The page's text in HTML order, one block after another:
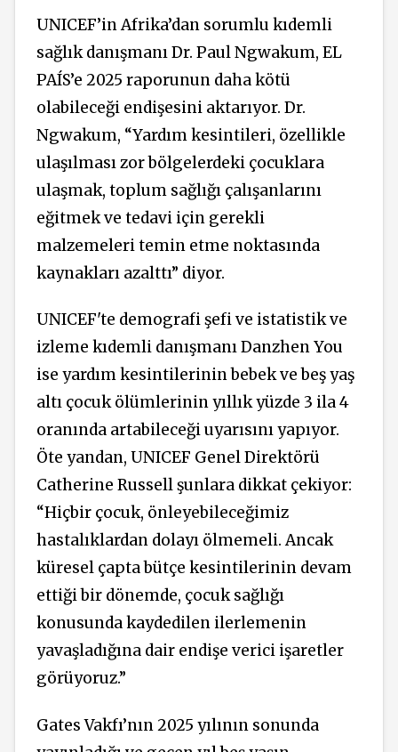
UNICEF’in Afrika’dan sorumlu kıdemli
sağlık danışmanı Dr. Paul Ngwakum, EL
PAÍS’e 2025 raporunun daha kötü
olabileceği endişesini aktarıyor. Dr.
Ngwakum, “Yardım kesintileri, özellikle
ulaşılması zor bölgelerdeki çocuklara
ulaşmak, toplum sağlığı çalışanlarını
eğitmek ve tedavi için gerekli
malzemeleri temin etme noktasında
kaynakları azalttı” diyor.
UNICEF'te demografi şefi ve istatistik ve
izleme kıdemli danışmanı Danzhen You
ise yardım kesintilerinin bebek ve beş yaş
altı çocuk ölümlerinin yıllık yüzde 3 ila 4
oranında artabileceği uyarısını yapıyor.
Öte yandan, UNICEF Genel Direktörü
Catherine Russell şunlara dikkat çekiyor:
“Hiçbir çocuk, önleyebileceğimiz
hastalıklardan dolayı ölmemeli. Ancak
küresel çapta bütçe kesintilerinin devam
ettiği bir dönemde, çocuk sağlığı
konusunda kaydedilen ilerlemenin
yavaşladığına dair endişe verici işaretler
görüyoruz.”
Gates Vakfı’nın 2025 yılının sonunda